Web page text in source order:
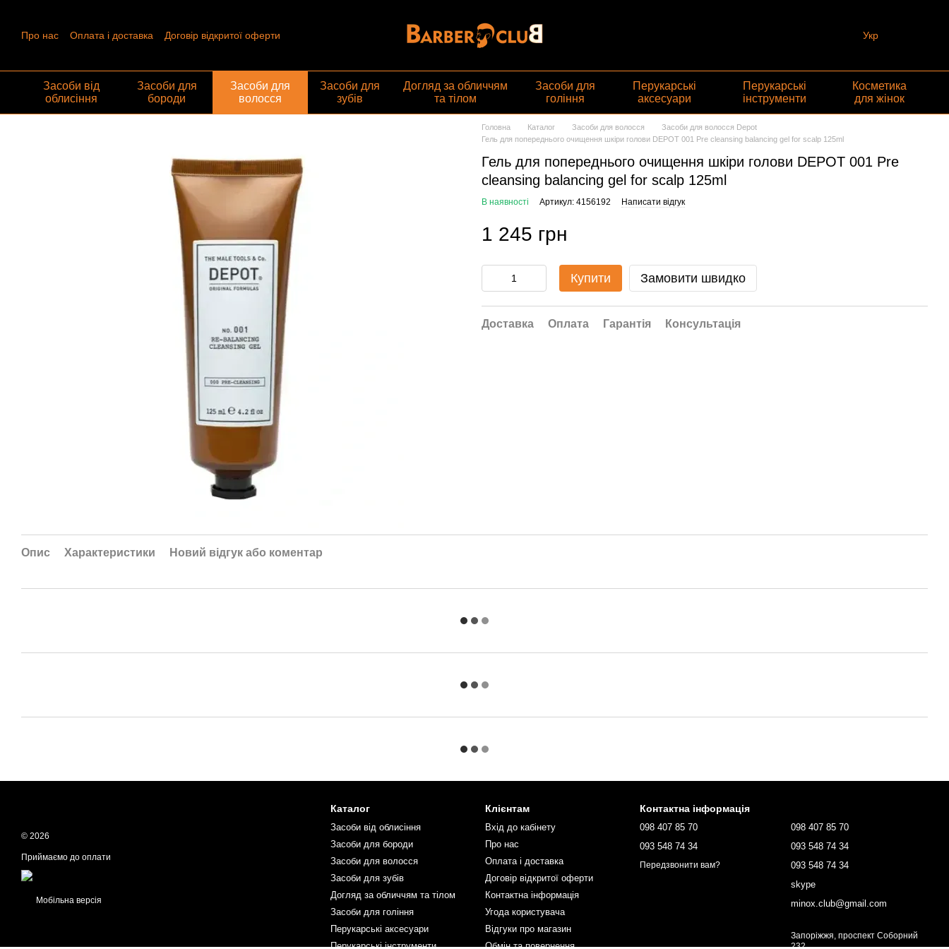
Про нас Оплата і доставка
Договір відкритої оферти
Укр
Засоби від
облисіння
Засоби для
бороди
Засоби для
волосся
Засоби для
зубів
Догляд за обличчям
та тілом
Засоби для
гоління
Перукарські
аксесуари
Перукарські
інструменти
Косметика
для жінок
Головна Каталог Засоби для волосся
Засоби для волосся Depot
Гель для попереднього очищення шкіри голови DEPOT 001 Pre cleansing balancing gel for scalp 125ml
Гель для попереднього очищення шкіри голови DEPOT 001 Pre
cleansing balancing gel for scalp 125ml
В наявності Артикул: 4156192 Написати відгук
1 245 грн
Купити Замовити швидко
Доставка Оплата Гарантія Консультація
Опис Характеристики Новий відгук або коментар
© 2026
Приймаємо до оплати
Мобільна версія
Каталог
Засоби від облисіння
Засоби для бороди
Засоби для волосся
Засоби для зубів
Догляд за обличчям та тілом
Засоби для гоління
Перукарські аксесуари
Перукарські інструменти
Клієнтам
Вхід до кабінету
Про нас
Оплата і доставка
Договір відкритої оферти
Контактна інформація
Угода користувача
Відгуки про магазин
Обмін та повернення
Контактна інформація
098 407 85 70
093 548 74 34
Передзвонити вам?
098 407 85 70
093 548 74 34
093 548 74 34
skype
minox.club@gmail.com
Запоріжжя, проспект Соборний
232